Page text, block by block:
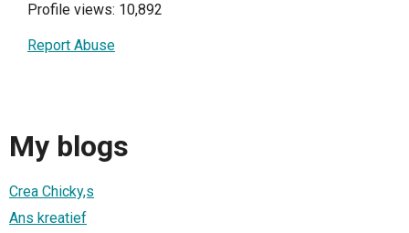
Profile views: 10,892
Report Abuse
My blogs
Crea Chicky,s
Ans kreatief